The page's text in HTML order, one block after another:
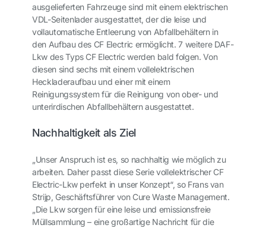
ausgelieferten Fahrzeuge sind mit einem elektrischen
VDL-Seitenlader ausgestattet, der die leise und
vollautomatische Entleerung von Abfallbehältern in
den Aufbau des CF Electric ermöglicht. 7 weitere DAF-
Lkw des Typs CF Electric werden bald folgen. Von
diesen sind sechs mit einem vollelektrischen
Heckladeraufbau und einer mit einem
Reinigungssystem für die Reinigung von ober- und
unterirdischen Abfallbehältern ausgestattet.
Nachhaltigkeit als Ziel
„Unser Anspruch ist es, so nachhaltig wie möglich zu
arbeiten. Daher passt diese Serie vollelektrischer CF
Electric-Lkw perfekt in unser Konzept“, so Frans van
Strijp, Geschäftsführer von Cure Waste Management.
„Die Lkw sorgen für eine leise und emissionsfreie
Müllsammlung – eine großartige Nachricht für die